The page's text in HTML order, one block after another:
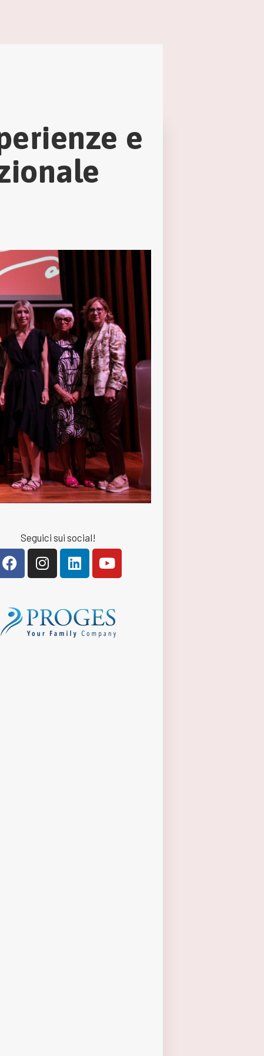
e
Seguici sui social!